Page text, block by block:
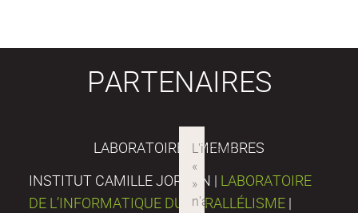
PARTENAIRES
LABORATOIRES MEMBRES
INSTITUT CAMILLE JORDAN | LABORATOIRE
DE L’INFORMATIQUE DU PARALLÉLISME |